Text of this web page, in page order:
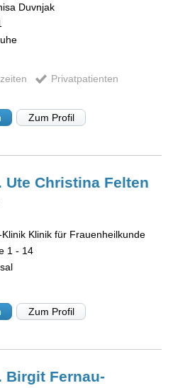
Duvnjak
Privatpatienten
Zum Profil
Ute Christina Felten
Klinik für Frauenheilkunde
1 - 14
Zum Profil
Birgit Fernau-